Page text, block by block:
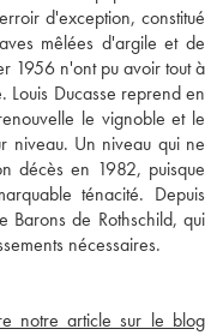
d'exception, constitué
mêlées d'argile et de
1956 n'ont pu avoir tout à
Louis Ducasse reprend en
le vignoble et le
niveau. Un niveau qui ne
décès en 1982, puisque
ténacité. Depuis
de Rothschild, qui
nécessaires.
notre article sur le blog